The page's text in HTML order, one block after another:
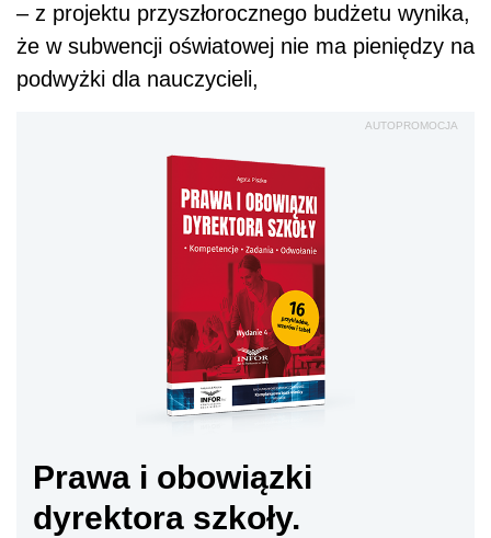
– z projektu przyszłorocznego budżetu wynika,
że w subwencji oświatowej nie ma pieniędzy na
podwyżki dla nauczycieli,
AUTOPROMOCJA
Prawa i obowiązki
dyrektora szkoły.